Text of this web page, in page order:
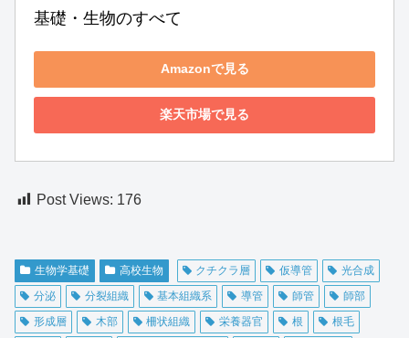
基礎・生物のすべて
Amazonで見る
楽天市場で見る
Post Views: 176
生物学基礎 高校生物 クチクラ層 仮導管
光合成
分泌
分裂組織 基本組織系 導管 師管
師部
形成層
木部 柵状組織 栄養器官 根
根毛